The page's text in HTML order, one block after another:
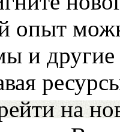
опыт
и другие
на